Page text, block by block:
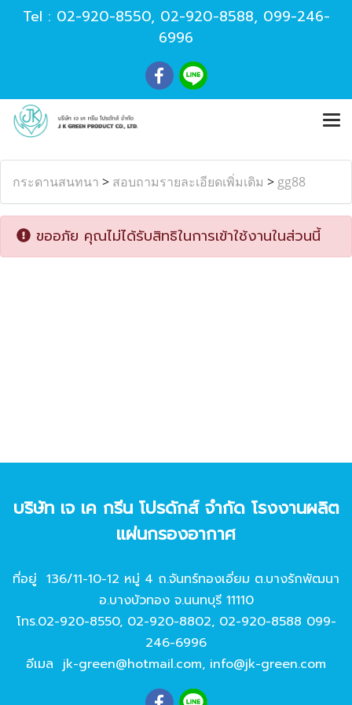
Tel : 02-920-8550, 02-920-8588, 099-246-
6996
กระดานสนทนา > สอบถามรายละเอียดเพิ่มเติม > gg88
ขออภัย คุณไม่ได้รับสิทธิในการเข้าใช้งานในส่วนนี้
บริษัท เจ เค กรีน โปรดักส์ จํากัด โรงงานผลิต
แผ่นกรองอากาศ
ที่อยู่ 136/11-10-12 หมู่ 4 ถ.จันทร์ทองเอี่ยม ต.บางรักพัฒนา
อ.บางบัวทอง จ.นนทบุรี 11110
โทร.02-920-8550, 02-920-8802, 02-920-8588 099-
246-6996
อีเมล jk-green@hotmail.com, info@jk-green.com